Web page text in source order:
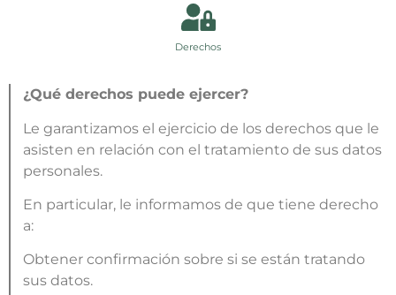
Derechos
¿Qué derechos puede ejercer?
Le garantizamos el ejercicio de los derechos que le
asisten en relación con el tratamiento de sus datos
personales.
En particular, le informamos de que tiene derecho
a:
Obtener confirmación sobre si se están tratando
sus datos.